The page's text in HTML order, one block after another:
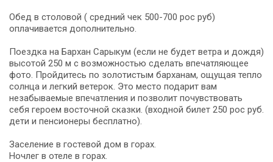
Обед в столовой ( средний чек 500-700 рос руб)
оплачивается дополнительно.
Поездка на Бархан Сарыкум (если не будет ветра и дождя)
высотой 250 м с возможностью сделать впечатляющее
фото. Пройдитесь по золотистым барханам, ощущая тепло
солнца и легкий ветерок. Это место подарит вам
незабываемые впечатления и позволит почувствовать
себя героем восточной сказки. (входной билет 250 рос руб.
дети и пенсионеры бесплатно).
Заселение в гостевой дом в горах.
Ночлег в отеле в горах.